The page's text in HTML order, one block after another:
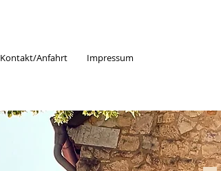
Kontakt/Anfahrt Impressum